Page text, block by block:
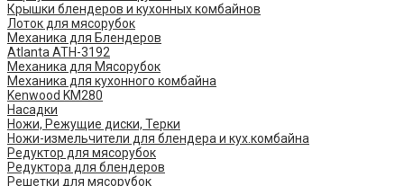
Крышки блендеров и кухонных комбайнов
Лоток для мясорубок
Механика для Блендеров
Atlanta ATH-3192
Механика для Мясорубок
Механика для кухонного комбайна
Kenwood KM280
Насадки
Ножи, Режущие диски, Терки
Ножи-измельчители для блендера и кух.комбайна
Редуктор для мясорубок
Редуктора для блендеров
Решетки для мясорубок